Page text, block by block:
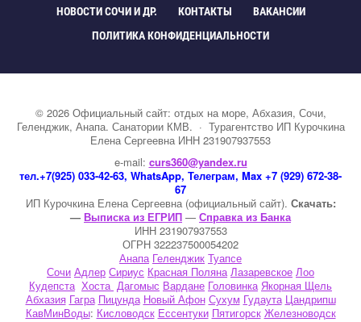
НОВОСТИ СОЧИ И ДР.
КОНТАКТЫ
ВАКАНСИИ
ПОЛИТИКА КОНФИДЕНЦИАЛЬНОСТИ
© 2026 Официальный сайт: отдых на море, Абхазия, Сочи,
Геленджик, Анапа. Санатории КМВ. · Турагентство ИП Курочкина
Елена Сергеевна ИНН 231907937553
e-mail: curs360@yandex.ru
тел.+7(925) 033-42-63, WhatsApp, Телеграм, Max +7 (929) 672-38-
67
ИП Курочкина Елена Сергеевна (официальный сайт). Скачать:
— Выписка из ЕГРИП — Справка из Банка
ИНН 231907937553
ОГРН 322237500054202
Анапа Геленджик Туапсе
Сочи Адлер Сириус Красная Поляна Лазаревское Лоо
Кудепста Хоста Дагомыс Вардане Головинка Якорная Щель
Абхазия Гагра Пицунда Новый Афон Сухум Гудаута Цандрипш
КавМинВоды: Кисловодск Ессентуки Пятигорск Железноводск